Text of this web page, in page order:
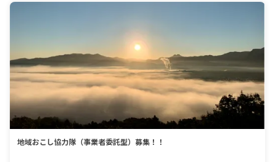
地域おこし協力隊（事業者委託型）募集！！